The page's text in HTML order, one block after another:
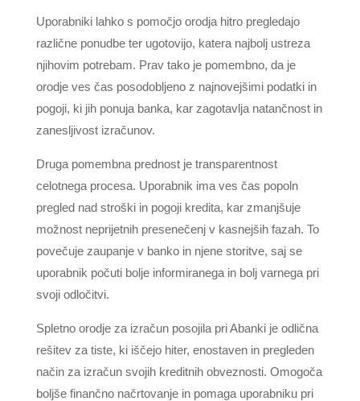
Uporabniki lahko s pomočjo orodja hitro pregledajo
različne ponudbe ter ugotovijo, katera najbolj ustreza
njihovim potrebam. Prav tako je pomembno, da je
orodje ves čas posodobljeno z najnovejšimi podatki in
pogoji, ki jih ponuja banka, kar zagotavlja natančnost in
zanesljivost izračunov.
Druga pomembna prednost je transparentnost
celotnega procesa. Uporabnik ima ves čas popoln
pregled nad stroški in pogoji kredita, kar zmanjšuje
možnost neprijetnih presenečenj v kasnejših fazah. To
povečuje zaupanje v banko in njene storitve, saj se
uporabnik počuti bolje informiranega in bolj varnega pri
svoji odločitvi.
Spletno orodje za izračun posojila pri Abanki je odlična
rešitev za tiste, ki iščejo hiter, enostaven in pregleden
način za izračun svojih kreditnih obveznosti. Omogoča
boljše finančno načrtovanje in pomaga uporabniku pri